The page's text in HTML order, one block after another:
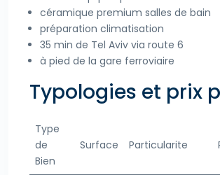
céramique premium salles de bain
préparation climatisation
35 min de Tel Aviv via route 6
à pied de la gare ferroviaire
Typologies et prix
Type
de
Bien
Surface Particularite